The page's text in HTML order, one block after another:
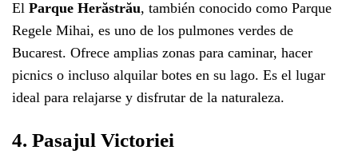
El Parque Herăstrău, también conocido como Parque
Regele Mihai, es uno de los pulmones verdes de
Bucarest. Ofrece amplias zonas para caminar, hacer
picnics o incluso alquilar botes en su lago. Es el lugar
ideal para relajarse y disfrutar de la naturaleza.
4. Pasajul Victoriei